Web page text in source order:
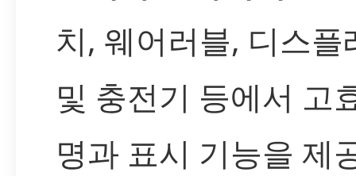
치, 웨어러블, 디스플
및 충전기 등에서 고
명과 표시 기능을 제